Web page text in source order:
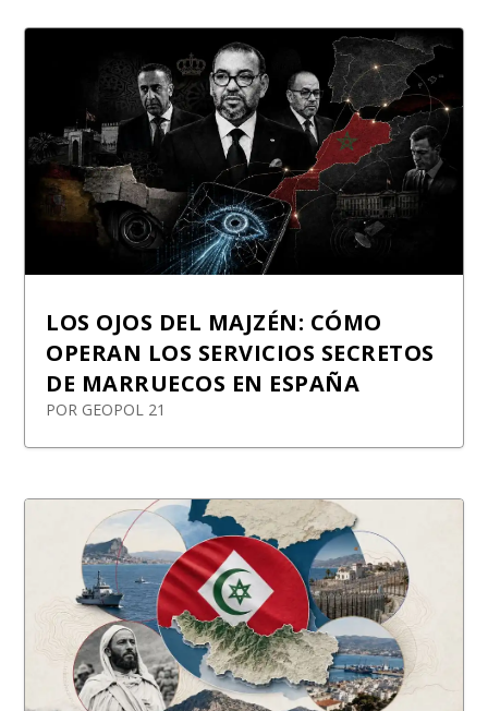
LOS OJOS DEL MAJZÉN: CÓMO
OPERAN LOS SERVICIOS SECRETOS
DE MARRUECOS EN ESPAÑA
POR GEOPOL 21